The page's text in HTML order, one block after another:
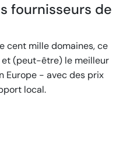
fournisseurs de
cent mille domaines, ce
et (peut-être) le meilleur
Europe - avec des prix
local.